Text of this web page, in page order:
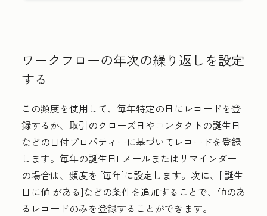
ワークフローの年次の繰り返しを設定
する
この頻度を使用して、毎年特定の日にレコードを登
録するか、取引のクローズ日やコンタクトの誕生日
などの日付プロパティーに基づいてレコードを登録
します。毎年の誕生日Eメールまたはリマインダー
の場合は、頻度を [毎年]に設定します。 次に、[ 誕生
日に値 がある]などの条件を追加することで、値のあ
るレコードのみを登録することができます。